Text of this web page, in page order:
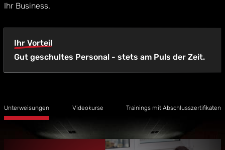
Ihr Business.
Ihr Vorteil
Gut geschultes Personal - stets am Puls der Zeit.
Unterweisungen Videokurse Trainings mit Abschlusszertifikaten